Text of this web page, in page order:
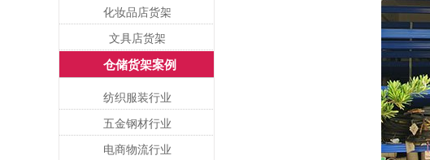
化妆品店货架
文具店货架
仓储货架案例
纺织服装行业
五金钢材行业
电商物流行业